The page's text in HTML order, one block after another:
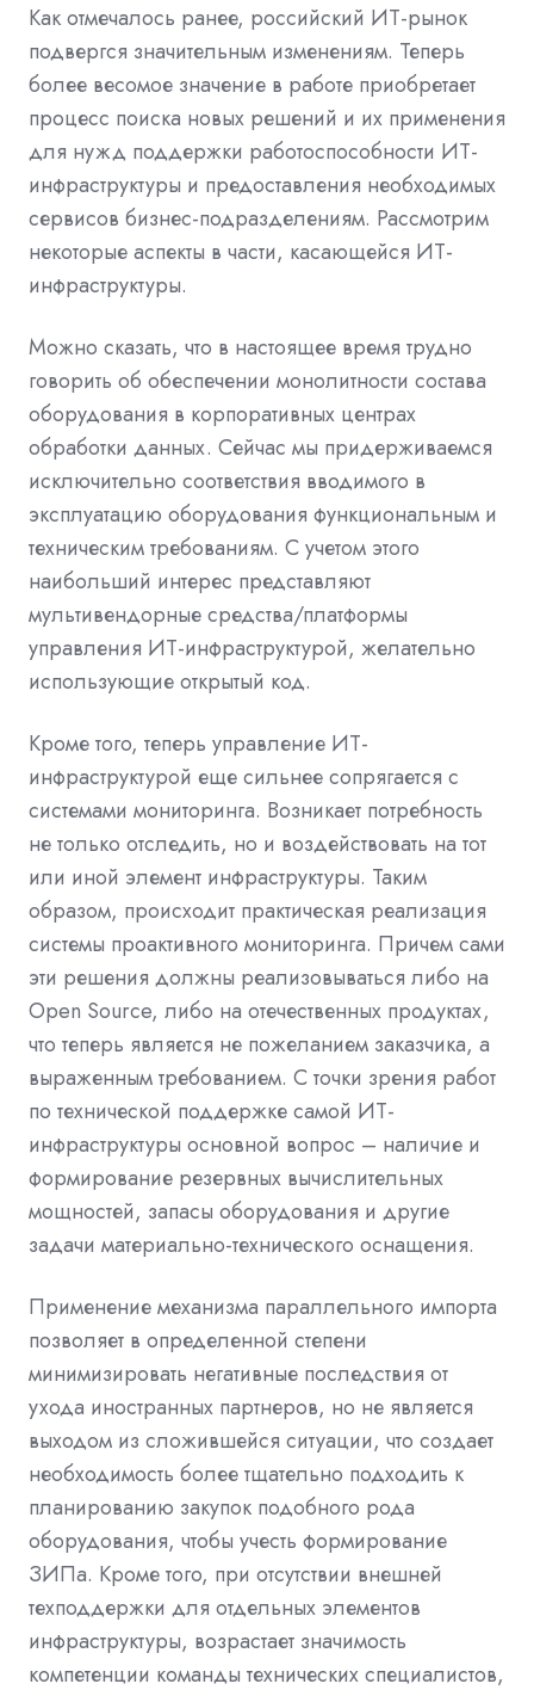
Как отмечалось ранее, российский ИТ-рынок
подвергся значительным изменениям. Теперь
более весомое значение в работе приобретает
процесс поиска новых решений и их применения
для нужд поддержки работоспособности ИТ-
инфраструктуры и предоставления необходимых
сервисов бизнес-подразделениям. Рассмотрим
некоторые аспекты в части, касающейся ИТ-
инфраструктуры.
Можно сказать, что в настоящее время трудно
говорить об обеспечении монолитности состава
оборудования в корпоративных центрах
обработки данных. Сейчас мы придерживаемся
исключительно соответствия вводимого в
эксплуатацию оборудования функциональным и
техническим требованиям. С учетом этого
наибольший интерес представляют
мультивендорные средства/платформы
управления ИТ-инфраструктурой, желательно
использующие открытый код.
Кроме того, теперь управление ИТ-
инфраструктурой еще сильнее сопрягается с
системами мониторинга. Возникает потребность
не только отследить, но и воздействовать на тот
или иной элемент инфраструктуры. Таким
образом, происходит практическая реализация
системы проактивного мониторинга. Причем сами
эти решения должны реализовываться либо на
Open Source, либо на отечественных продуктах,
что теперь является не пожеланием заказчика, а
выраженным требованием. С точки зрения работ
по технической поддержке самой ИТ-
инфраструктуры основной вопрос – наличие и
формирование резервных вычислительных
мощностей, запасы оборудования и другие
задачи материально-технического оснащения.
Применение механизма параллельного импорта
позволяет в определенной степени
минимизировать негативные последствия от
ухода иностранных партнеров, но не является
выходом из сложившейся ситуации, что создает
необходимость более тщательно подходить к
планированию закупок подобного рода
оборудования, чтобы учесть формирование
ЗИПа. Кроме того, при отсутствии внешней
техподдержки для отдельных элементов
инфраструктуры, возрастает значимость
компетенции команды технических специалистов,